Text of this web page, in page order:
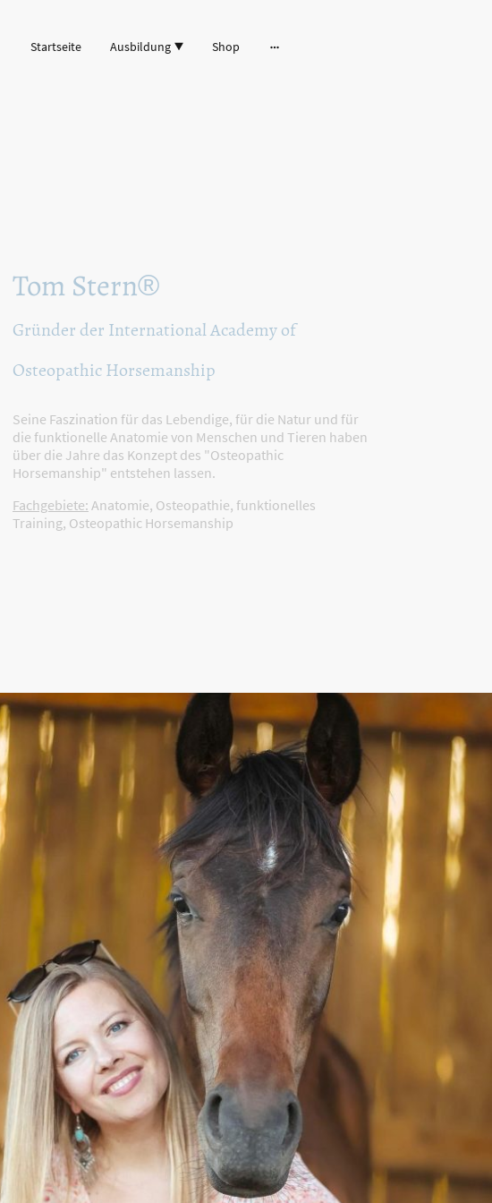
Startseite Ausbildung Shop
Tom Stern®
Gründer der International Academy of
Osteopathic Horsemanship
Seine Faszination für das Lebendige, für die Natur und für
die funktionelle Anatomie von Menschen und Tieren haben
über die Jahre das Konzept des "Osteopathic
Horsemanship" entstehen lassen.
Fachgebiete: Anatomie, Osteopathie, funktionelles
Training, Osteopathic Horsemanship